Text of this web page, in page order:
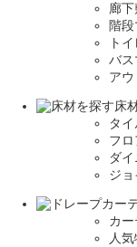
廊下
階段
ト
バス
アウ
床
タ
フ
ダ
ジ
カ
人